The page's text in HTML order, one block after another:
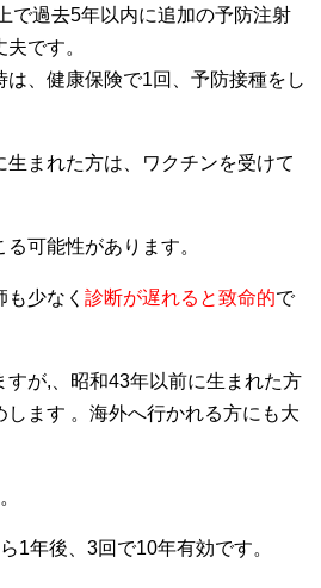
で過去5年以内に追加の予防注射
です。
は、健康保険で1回、予防接種をし
まれた方は、ワクチンを受けて
可能性があります。
少なく 診断が遅れると致命的で
すが,、昭和43年以前に生まれた方
します 。海外へ行かれる方にも大
1年後、3回で10年有効です。